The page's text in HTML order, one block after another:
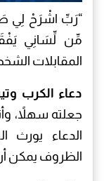
“رَبِّ اشْرَحْ لِي
مِّن لِّسَانِي
المقابلات
دعاء الكرب
جعلته سهلاً،
الدعاء يورث
الظروف يمكن